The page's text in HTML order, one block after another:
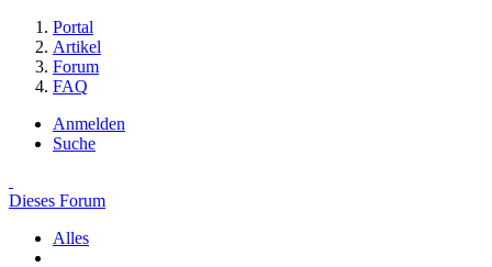
Portal
Artikel
Forum
FAQ
Anmelden
Suche
Dieses Forum
Alles